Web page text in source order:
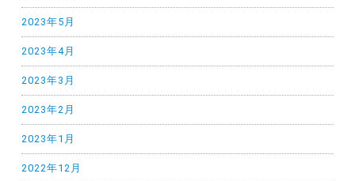
2023年5月
2023年4月
2023年3月
2023年2月
2023年1月
2022年12月